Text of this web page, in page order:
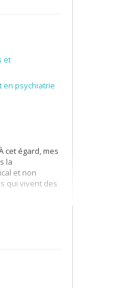
, 2
avec des
analyses
Ma posture
et
en psychiatrie
cet égard, mes
la
et non
qui vivent des
et de
aux